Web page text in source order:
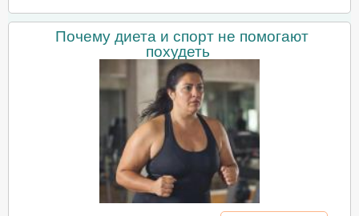
Почему диета и спорт не помогают
похудеть